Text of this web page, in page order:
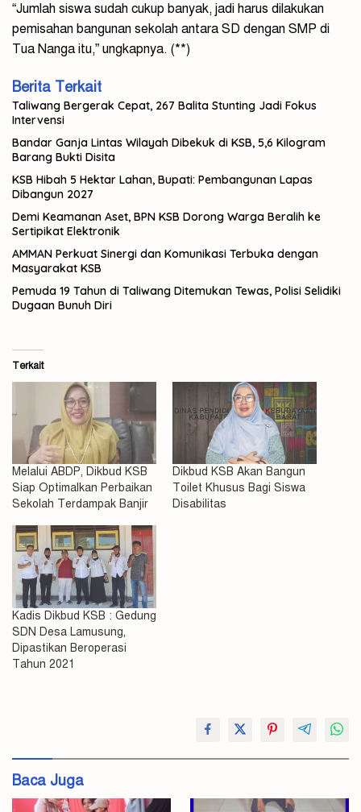
“Jumlah siswa sudah cukup banyak, jadi harus dilakukan
pemisahan bangunan sekolah antara SD dengan SMP di
Tua Nanga itu,” ungkapnya. (**)
Berita Terkait
Taliwang Bergerak Cepat, 267 Balita Stunting Jadi Fokus
Intervensi
Bandar Ganja Lintas Wilayah Dibekuk di KSB, 5,6 Kilogram
Barang Bukti Disita
KSB Hibah 5 Hektar Lahan, Bupati: Pembangunan Lapas
Dibangun 2027
Demi Keamanan Aset, BPN KSB Dorong Warga Beralih ke
Sertipikat Elektronik
AMMAN Perkuat Sinergi dan Komunikasi Terbuka dengan
Masyarakat KSB
Pemuda 19 Tahun di Taliwang Ditemukan Tewas, Polisi Selidiki
Dugaan Bunuh Diri
Terkait
Melalui ABDP, Dikbud KSB
Siap Optimalkan Perbaikan
Sekolah Terdampak Banjir
Dikbud KSB Akan Bangun
Toilet Khusus Bagi Siswa
Disabilitas
Kadis Dikbud KSB : Gedung
SDN Desa Lamusung,
Dipastikan Beroperasi
Tahun 2021
Baca Juga